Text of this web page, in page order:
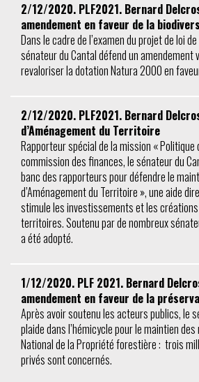
2/12/2020. PLF2021. Bernard
amendement en faveur de la
Dans le cadre de l’examen du projet de loi
sénateur du Cantal défend un amendement
revaloriser la dotation Natura 2000 en
2/12/2020. PLF2021. Bernard
d’Aménagement du Territoire
Rapporteur spécial de la mission «
commission des finances, le sénateur du
banc des rapporteurs pour défendre le
d’Aménagement du Territoire », une aide
stimule les investissements et les créations
territoires. Soutenu par de nombreux
a été adopté.
1/12/2020. PLF 2021. Bernard
amendement en faveur de la
Après avoir soutenu les acteurs publics, le
plaide dans l’hémicycle pour le maintien
National de la Propriété forestière : trois
privés sont concernés.